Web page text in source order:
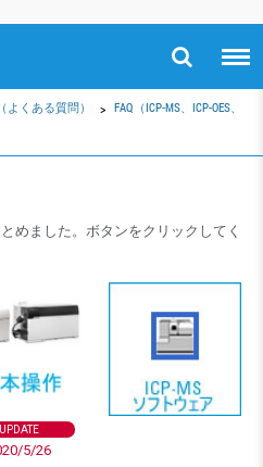
よくある質問）
FAQ（ICP-MS、ICP-OES、
めました。ボタンをクリックしてく
UPDATE
5/26